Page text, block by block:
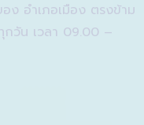
ง อำเภอเมือง ตรงข้าม
กวัน เวลา 09.00 –